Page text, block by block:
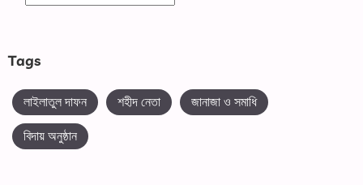
Tags
লাইলাতুল দাফন শহীদ নেতা জানাজা ও সমাধি
বিদায় অনুষ্ঠান